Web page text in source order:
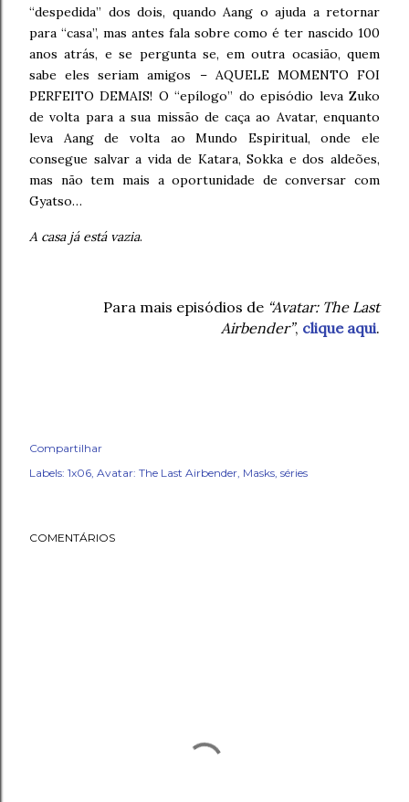
“despedida” dos dois, quando Aang o ajuda a retornar
para “casa”, mas antes fala sobre como é ter nascido 100
anos atrás, e se pergunta se, em outra ocasião, quem
sabe eles seriam amigos – AQUELE MOMENTO FOI
PERFEITO DEMAIS! O “epílogo” do episódio leva Zuko
de volta para a sua missão de caça ao Avatar, enquanto
leva Aang de volta ao Mundo Espiritual, onde ele
consegue salvar a vida de Katara, Sokka e dos aldeões,
mas não tem mais a oportunidade de conversar com
Gyatso…
A casa já está vazia.
Para mais episódios de “Avatar: The Last
Airbender”, clique aqui.
Compartilhar
Labels: 1x06 Avatar: The Last Airbender Masks séries
COMENTÁRIOS